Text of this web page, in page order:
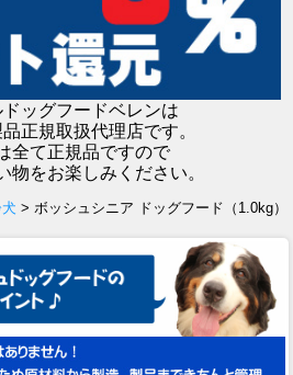
ッグフードベレンは
正規取扱代理店です。
全て正規品ですので
物をお楽しみください。
> ボッシュシニア ドッグフード（1.0kg）